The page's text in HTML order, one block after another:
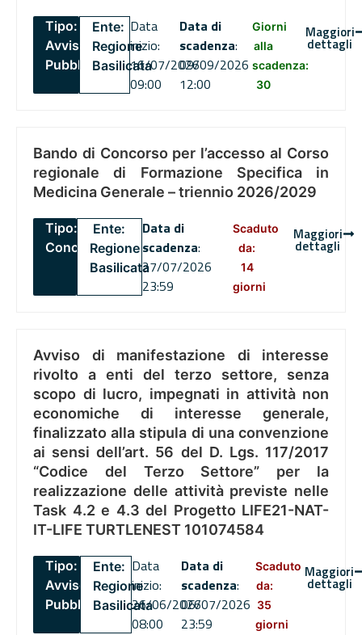
Tipo:
Avviso
Pubblico
Ente:
Regione
Basilicata
Data
inizio:
16/07/2026
09:00
Data di
scadenza:
09/09/2026
12:00
Giorni
alla
scadenza:
30
Maggiori
dettagli
Bando di Concorso per l’accesso al Corso
regionale di Formazione Specifica in
Medicina Generale – triennio 2026/2029
Tipo:
Concorsi
Ente:
Regione
Basilicata
Data di
scadenza:
27/07/2026
23:59
Scaduto
da:
14
giorni
Maggiori
dettagli
Avviso di manifestazione di interesse
rivolto a enti del terzo settore, senza
scopo di lucro, impegnati in attività non
economiche di interesse generale,
finalizzato alla stipula di una convenzione
ai sensi dell’art. 56 del D. Lgs. 117/2017
“Codice del Terzo Settore” per la
realizzazione delle attività previste nelle
Task 4.2 e 4.3 del Progetto LIFE21-NAT-
IT-LIFE TURTLENEST 101074584
Tipo:
Avviso
Pubblico
Ente:
Regione
Basilicata
Data
inizio:
26/06/2026
08:00
Data di
scadenza:
06/07/2026
23:59
Scaduto
da:
35
giorni
Maggiori
dettagli